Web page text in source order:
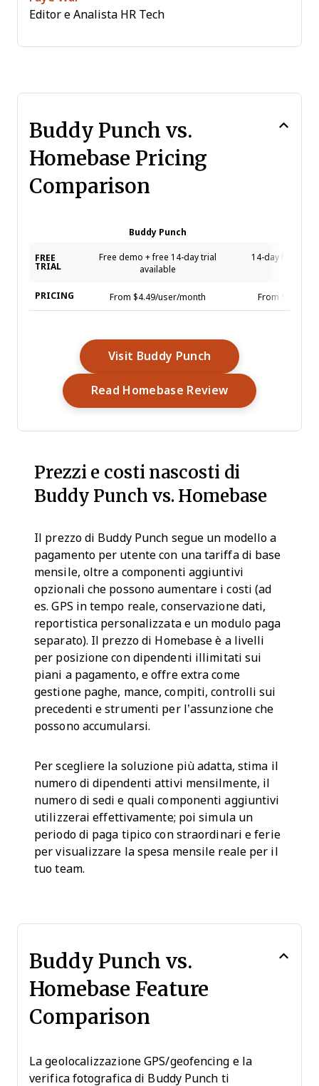
Editor e Analista HR Tech
Buddy Punch vs.
Homebase Pricing
Comparison
Buddy Punch
FREE
TRIAL
Free demo + free 14-day trial
available
14-day free trial
PRICING From $4.49/user/month From $24/
Visit Buddy Punch Opens New
Read Homebase ReviewOpens New
Prezzi e costi nascosti di
Buddy Punch vs. Homebase
Il prezzo di Buddy Punch segue un modello a
pagamento per utente con una tariffa di base
mensile, oltre a componenti aggiuntivi
opzionali che possono aumentare i costi (ad
es. GPS in tempo reale, conservazione dati,
reportistica personalizzata e un modulo paga
separato). Il prezzo di Homebase è a livelli
per posizione con dipendenti illimitati sui
piani a pagamento, e offre extra come
gestione paghe, mance, compiti, controlli sui
precedenti e strumenti per l’assunzione che
possono accumularsi.
Per scegliere la soluzione più adatta, stima il
numero di dipendenti attivi mensilmente, il
numero di sedi e quali componenti aggiuntivi
utilizzerai effettivamente; poi simula un
periodo di paga tipico con straordinari e ferie
per visualizzare la spesa mensile reale per il
tuo team.
Buddy Punch vs.
Homebase Feature
Comparison
La geolocalizzazione GPS/geofencing e la
verifica fotografica di Buddy Punch ti